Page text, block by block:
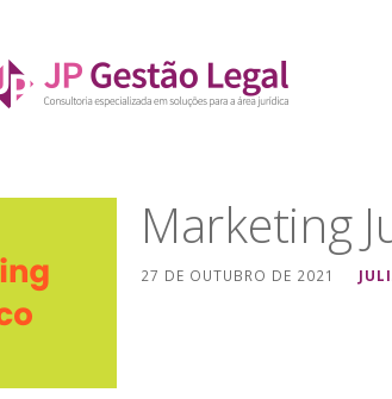
Marketing
27 DE OUTUBRO DE 2021